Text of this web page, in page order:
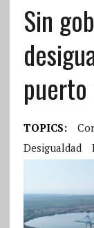
Sin
TOPICS:
Desigualdad